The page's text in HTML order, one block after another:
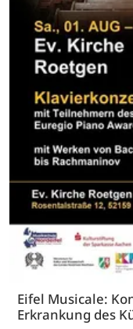
Eifel Musicale:
Erkrankung des